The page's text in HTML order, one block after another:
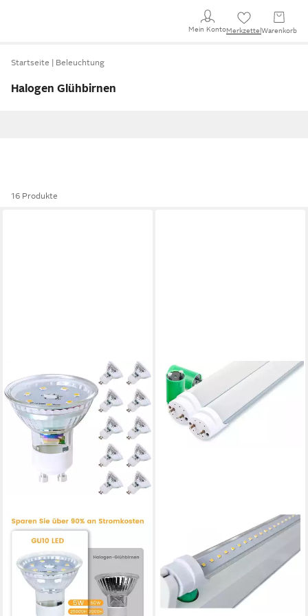
Mein KontoMerkzettel Warenkorb
Startseite Beleuchtung
Halogen Glühbirnen
16 Produkte